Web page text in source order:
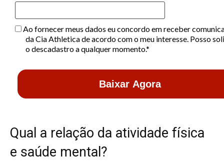
Ao fornecer meus dados eu concordo em receber
da Cia Athletica de acordo com o meu interesse. Posso
o descadastro a qualquer momento.*
Baixar Agora
Qual a relação da atividade física
e saúde mental?